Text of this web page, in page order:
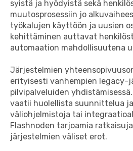
syistä ja hyödyistä sekä
muutosprosessiin jo
työkalujen käyttöön ja uusien
kehittäminen auttavat
automaation mahdollisuutena
Järjestelmien
erityisesti vanhempien legacy-
pilvipalveluiden
vaatii huolellista suunnittelua
väliohjelmistoja tai
Flashnoden tarjoamia
järjestelmien väliset erot.